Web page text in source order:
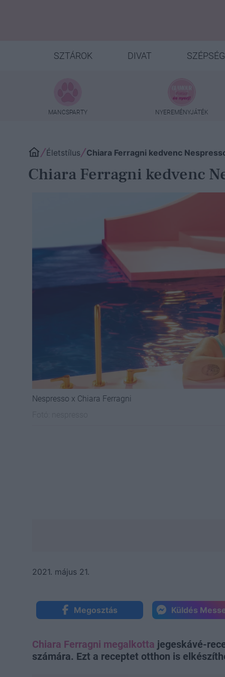
SZTÁROK DIVAT SZÉPSÉG
MANCSPARTY NYEREMÉNYJÁTÉK
Életstílus Chiara Ferragni kedvenc
Chiara Ferragni kedvenc
Nespresso x Chiara Ferragni
2021. május 21.
Megosztás Küldés
Chiara Ferragni megalkotta jegeskávé-
számára. Ezt a receptet otthon is